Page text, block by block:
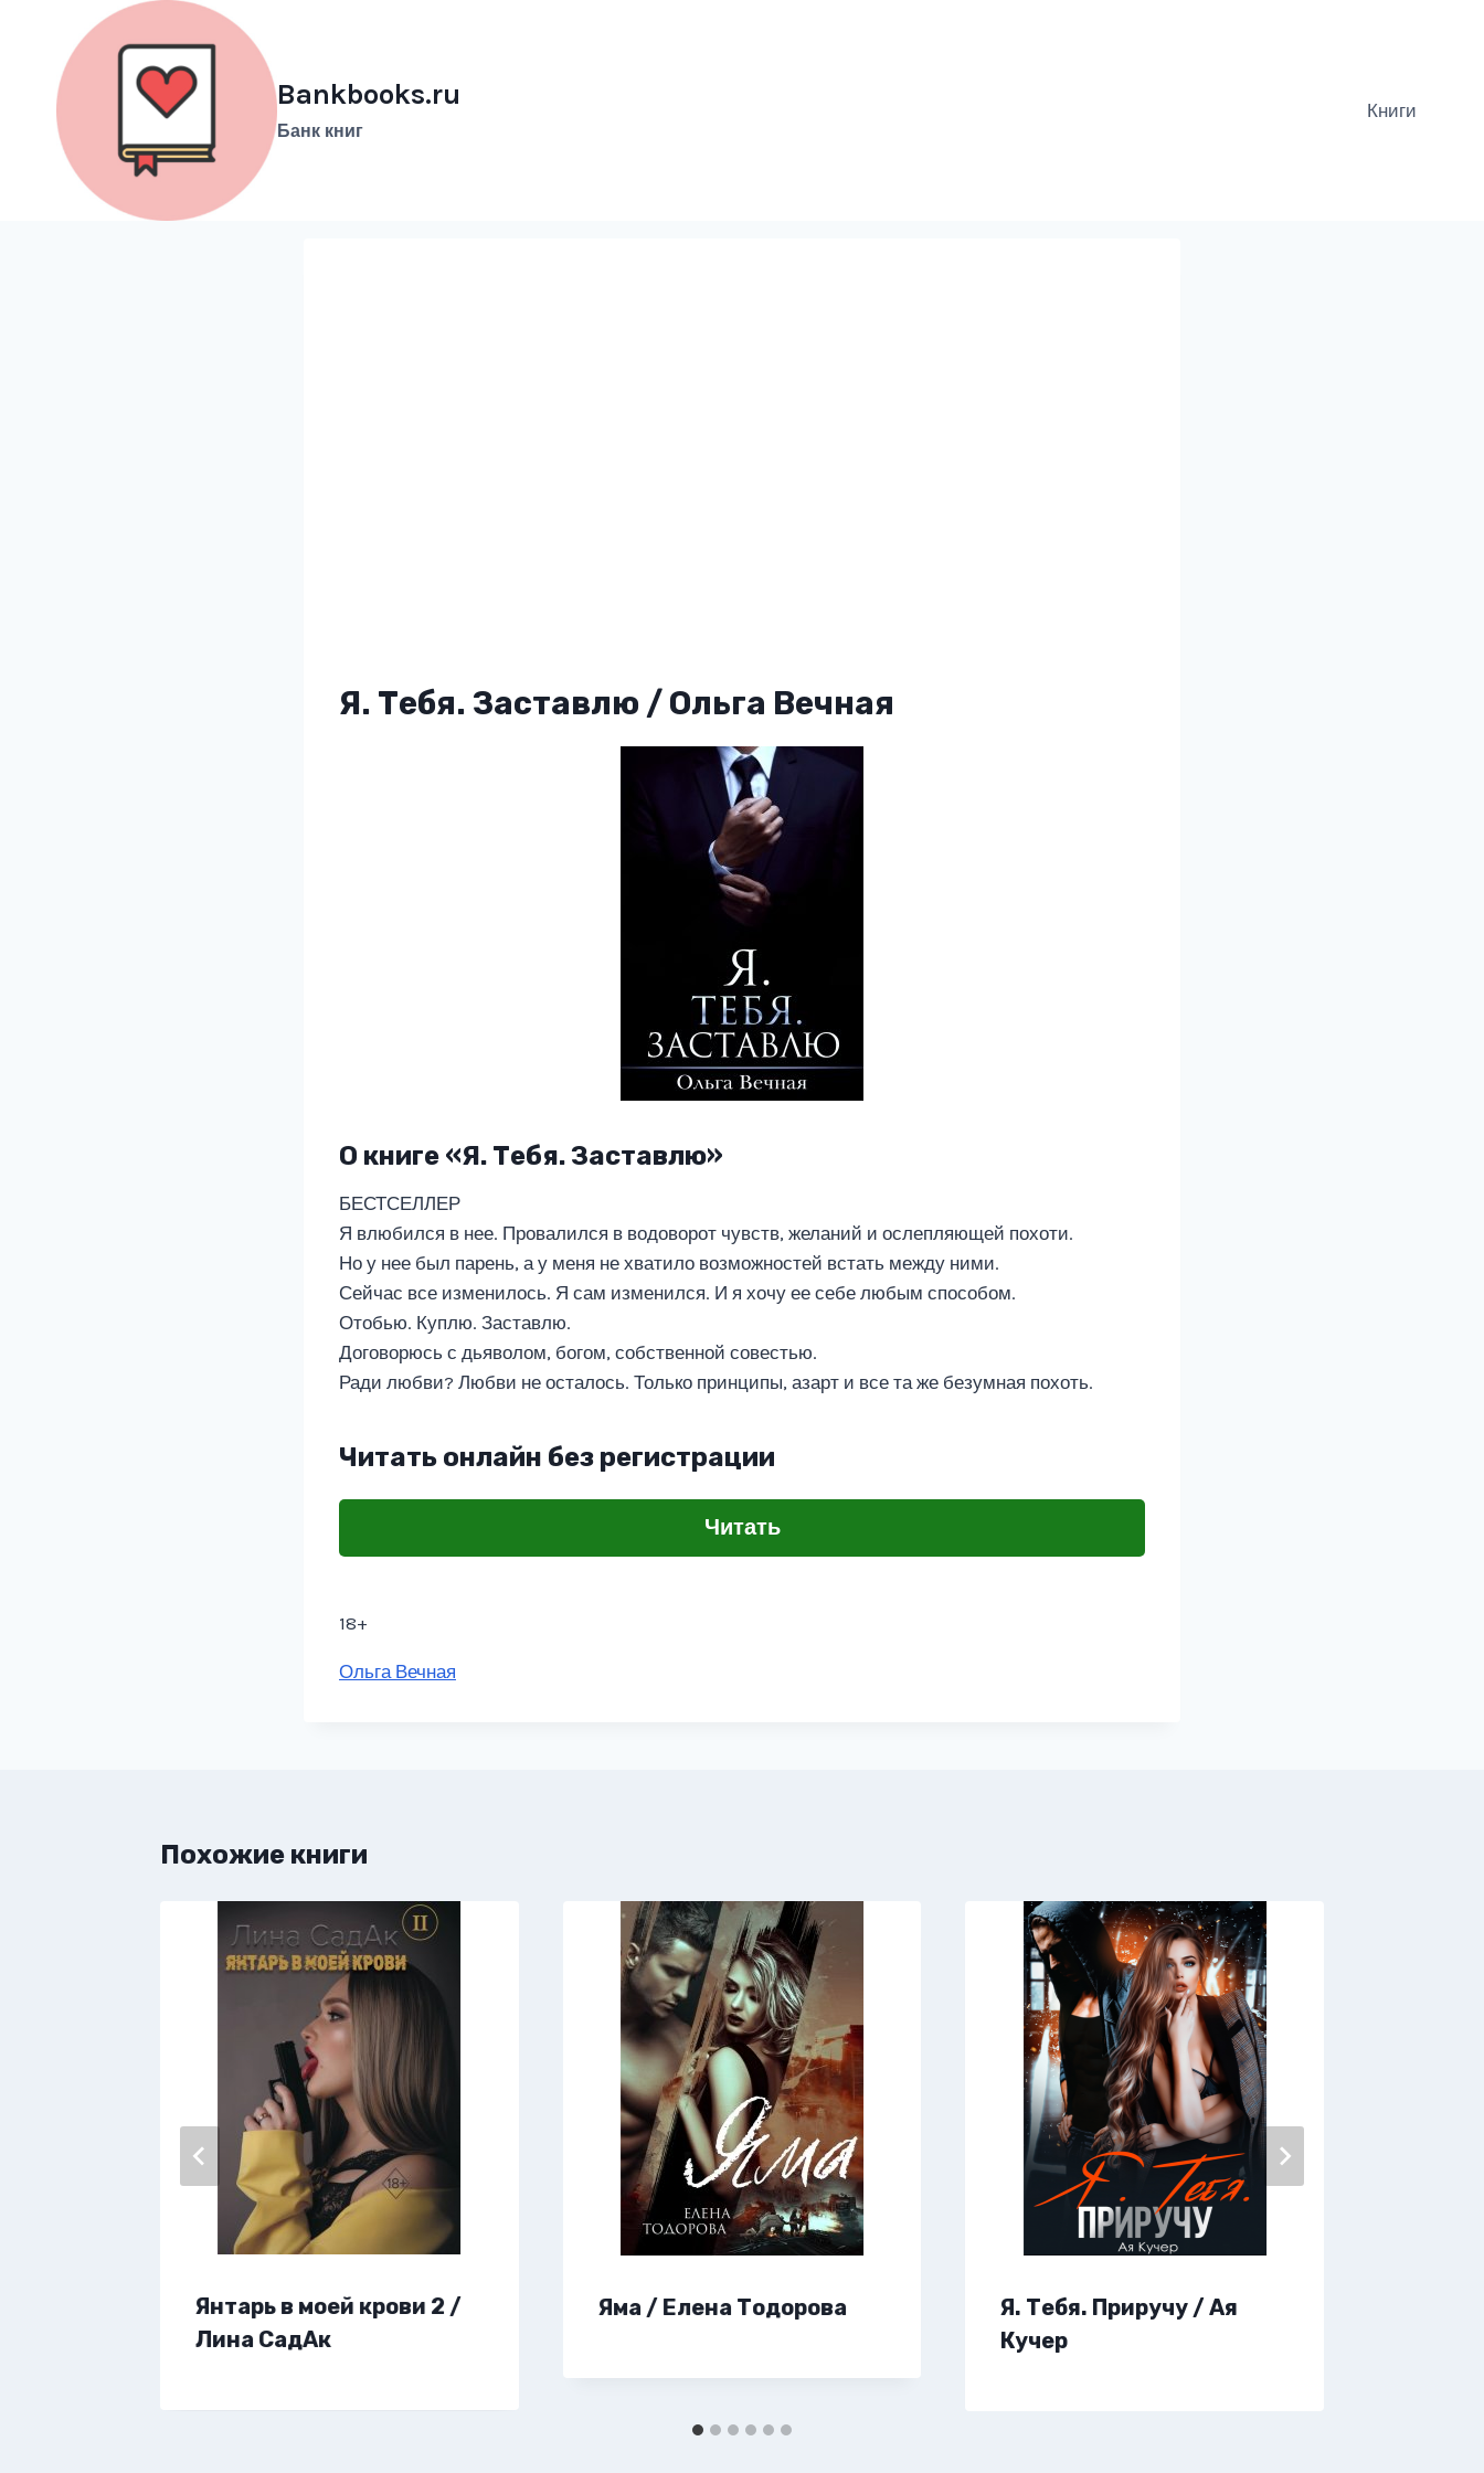
содержимому
Bankbooks.ru
Банк книг
Книги
Я. Тебя. Заставлю / Ольга Вечная
О книге «Я. Тебя. Заставлю»
БЕСТСЕЛЛЕР
Я влюбился в нее. Провалился в водоворот чувств, желаний и ослепляющей похоти.
Но у нее был парень, а у меня не хватило возможностей встать между ними.
Сейчас все изменилось. Я сам изменился. И я хочу ее себе любым способом.
Отобью. Куплю. Заставлю.
Договорюсь с дьяволом, богом, собственной совестью.
Ради любви? Любви не осталось. Только принципы, азарт и все та же безумная похоть.
Читать онлайн без регистрации
Читать
18+
Метки
Ольга Вечная
Похожие книги
Янтарь в моей крови 2 /
Лина СадАк
Яма / Елена Тодорова
Я. Тебя. Приручу / Ая
Кучер